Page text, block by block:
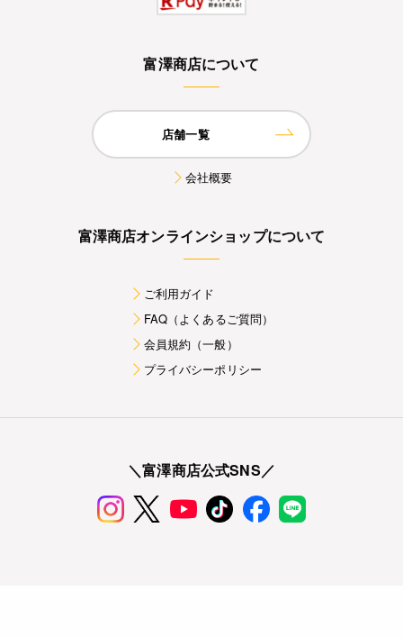
富澤商店について
店舗一覧
会社概要
富澤商店オンラインショップについて
ご利用ガイド
FAQ（よくあるご質問）
会員規約（一般）
プライバシーポリシー
＼富澤商店公式SNS／